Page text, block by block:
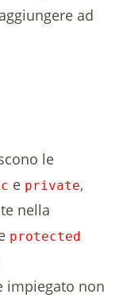
ad
le
e private,
nella
protected
impiegato non